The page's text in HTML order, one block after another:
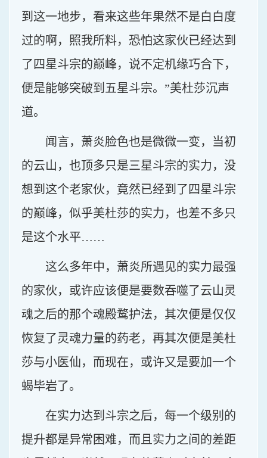
到这一地步，看来这些年果然不是白白度
过的啊，照我所料，恐怕这家伙已经达到
了四星斗宗的巅峰，说不定机缘巧合下，
便是能够突破到五星斗宗。”美杜莎沉声
道。
闻言，萧炎脸色也是微微一变，当初
的云山，也顶多只是三星斗宗的实力，没
想到这个老家伙，竟然已经到了四星斗宗
的巅峰，似乎美杜莎的实力，也差不多只
是这个水平……
这么多年中，萧炎所遇见的实力最强
的家伙，或许应该便是要数吞噬了云山灵
魂之后的那个魂殿鹜护法，其次便是仅仅
恢复了灵魂力量的药老，再其次便是美杜
莎与小医仙，而现在，或许又是要加一个
蝎毕岩了。
在实力达到斗宗之后，每一个级别的
提升都是异常困难，而且实力之间的差距